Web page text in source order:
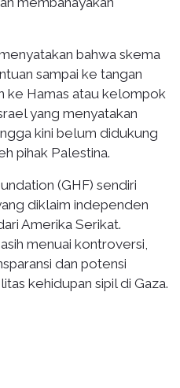
bahwa skema
sampai ke tangan
ke Hamas atau kelompok
yang menyatakan
kini belum didukung
pihak Palestina.
(GHF) sendiri
diklaim independen
Amerika Serikat.
menuai kontroversi,
dan potensi
kehidupan sipil di Gaza.